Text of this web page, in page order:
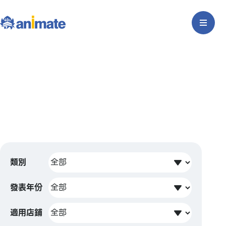
類別
發表年份
適用店鋪